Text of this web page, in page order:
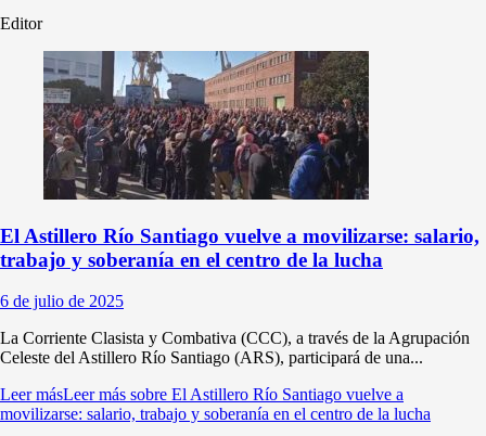
Editor
El Astillero Río Santiago vuelve a movilizarse: salario,
trabajo y soberanía en el centro de la lucha
6 de julio de 2025
La Corriente Clasista y Combativa (CCC), a través de la Agrupación
Celeste del Astillero Río Santiago (ARS), participará de una...
Leer másLeer más sobre El Astillero Río Santiago vuelve a
movilizarse: salario, trabajo y soberanía en el centro de la lucha